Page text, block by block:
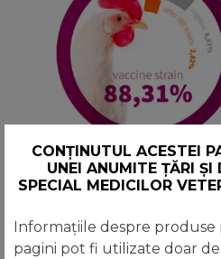
Izolarea tulpinilor
programe de
efective.
CONȚINUTUL ACESTEI
UNEI ANUMITE ȚĂRI
SPECIAL MEDICILOR
Informațiile despre
pagini pot fi utilizate doar